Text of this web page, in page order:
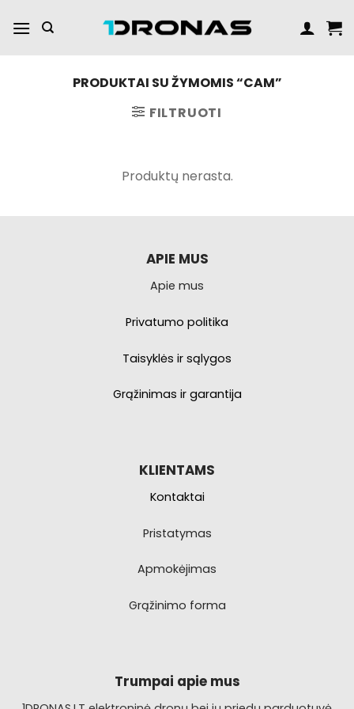
turinį
PRODUKTAI SU ŽYMOMIS “CAM”
FILTRUOTI
Produktų nerasta.
APIE MUS
Apie mus
Privatumo politika
Taisyklės ir sąlygos
Grąžinimas ir garantija
KLIENTAMS
Kontaktai
Pristatymas
Apmokėjimas
Grąžinimo forma
Trumpai apie mus